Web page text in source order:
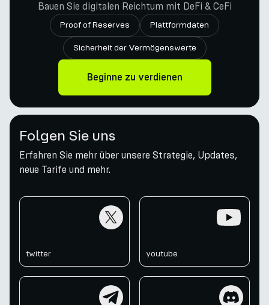
Bauen Sie digitalen Reichtum mit DeFi & CeFi
Proof of Reserves Plattformdaten
Sicherheit der Vermögenswerte
Beginne zu verdienen
Folgen Sie uns
Erfahren Sie mehr über unsere Strategie, Updates,
neue Tarife und mehr.
twitter youtube